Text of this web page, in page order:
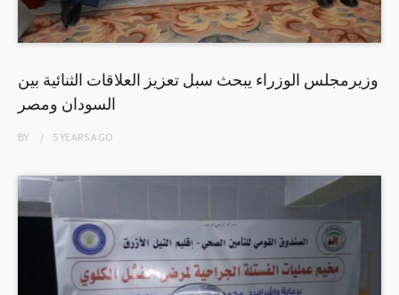
وزيرمجلس الوزراء يبحث سبل تعزيز العلاقات الثنائية بين
السودان ومصر
BY 5 YEARSAGO